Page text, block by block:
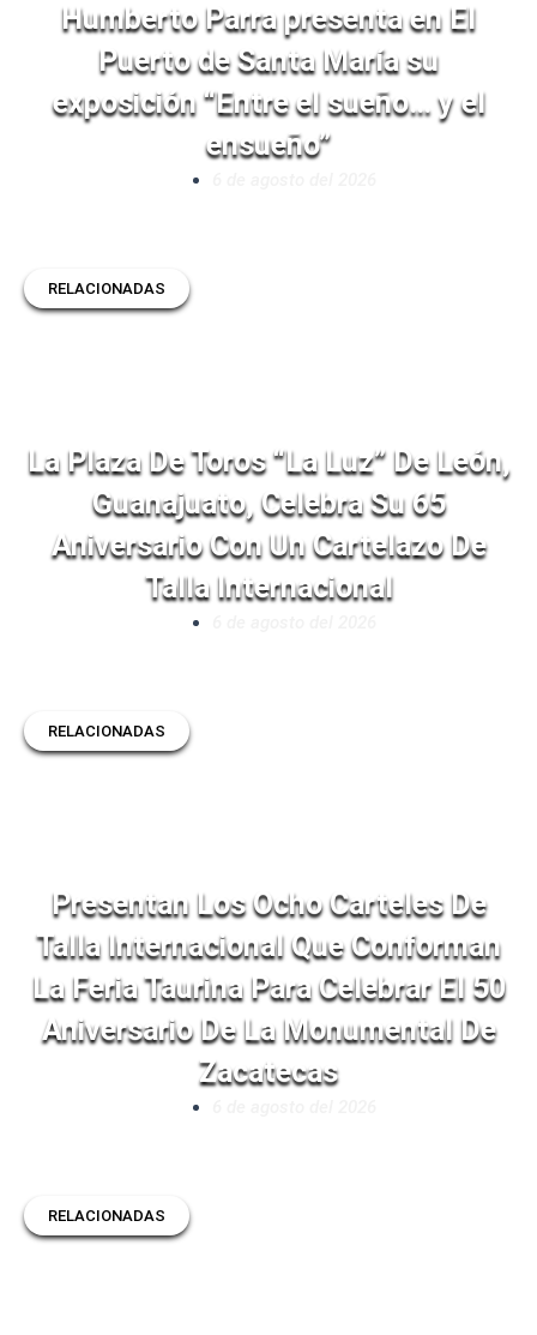
Humberto Parra presenta en El
Puerto de Santa María su
exposición “Entre el sueño… y el
ensueño”
RELACIONADAS
La Plaza De Toros “La Luz” De León,
Guanajuato, Celebra Su 65
Aniversario Con Un Cartelazo De
Talla Internacional
RELACIONADAS
Presentan Los Ocho Carteles De
Talla Internacional Que Conforman
La Feria Taurina Para Celebrar El 50
Aniversario De La Monumental De
Zacatecas
RELACIONADAS